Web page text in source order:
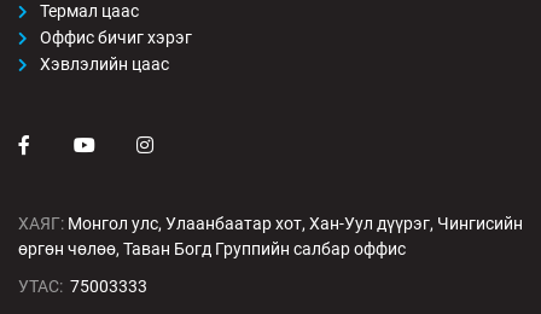
Термал цаас
Оффис бичиг хэрэг
Хэвлэлийн цаас
ХАЯГ: Монгол улс, Улаанбаатар хот, Хан-Уул дүүрэг, Чингисийн
өргөн чөлөө, Таван Богд Группийн салбар оффис
УТАС: 75003333